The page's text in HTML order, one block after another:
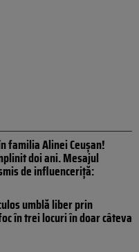
familia Alinei Ceușan!
doi ani. Mesajul
de influenceriță:
umblă liber prin
în trei locuri în doar câteva